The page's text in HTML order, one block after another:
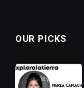
OUR PICKS